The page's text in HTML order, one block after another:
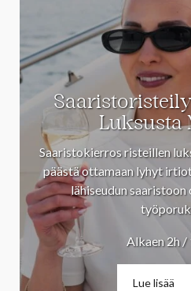
Luksusta
Saaristokierros risteillen
päästä ottamaan lyhyt
lähiseudun
Alkaen 2h
Lue lisää